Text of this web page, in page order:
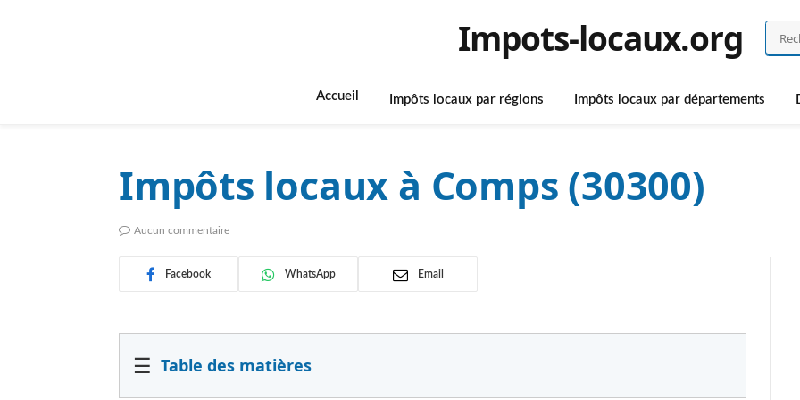
Impots-locaux.org
Accueil Impôts locaux par régions Impôts locaux par départements
Impôts locaux à Comps (30300)
Aucun commentaire
Facebook WhatsApp Email
☰ Table des matières